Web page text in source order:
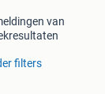
van
filters